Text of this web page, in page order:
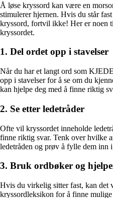
Å løse kryssord kan være en
stimulerer hjernen. Hvis du står
kryssord, fortvil ikke! Her er noen
kryssordet.
1. Del ordet opp i stavelser
Når du har et langt ord som
opp i stavelser for å se om du
kan hjelpe deg med å finne riktig
2. Se etter ledetråder
Ofte vil kryssordet inneholde
finne riktig svar. Tenk over hvilke
ledetråden og prøv å fylle dem inn
3. Bruk ordbøker og
Hvis du virkelig sitter fast, kan det
kryssordleksikon for å finne